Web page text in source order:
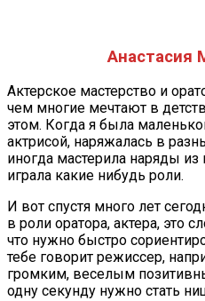
Анастасия
Актерское мастерство и
чем многие мечтают в
этом. Когда я была
актрисой, наряжалась в
иногда мастерила наряды
играла какие нибудь роли.
И вот спустя много лет
в роли оратора, актера, это
что нужно быстро
тебе говорит режиссер,
громким, веселым
одну секунду нужно стать